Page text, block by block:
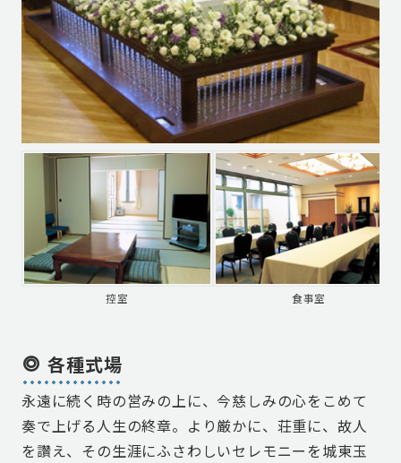
控室 食事室
各種式場
永遠に続く時の営みの上に、今慈しみの心をこめて
奏で上げる人生の終章。より厳かに、荘重に、故人
を讚え、その生涯にふさわしいセレモニーを城東玉